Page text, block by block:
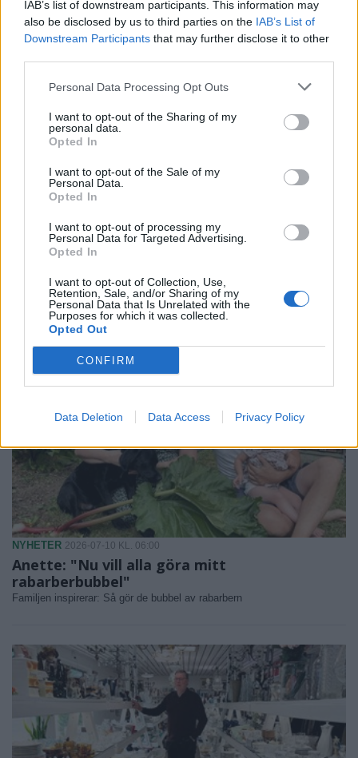
IAB’s list of downstream participants. This information may
also be disclosed by us to third parties on the IAB’s List of
Downstream Participants that may further disclose it to other
Personal Data Processing Opt Outs
I want to opt-out of the Sharing of my
personal data.
Opted In
I want to opt-out of the Sale of my
Personal Data.
Opted In
I want to opt-out of processing my
Personal Data for Targeted Advertising.
Opted In
I want to opt-out of Collection, Use,
Retention, Sale, and/or Sharing of my
Personal Data that Is Unrelated with the
Purposes for which it was collected.
Opted Out
CONFIRM
Data Deletion Data Access Privacy Policy
Fakta:
Casinotopplistan
kartlägger
ägarstrukturen
bakom svenska
casinon
Markaryd håller
medan grannarna
jagar i
NYHETER 2026-07-10 KL. 06:00
Anette: "Nu vill alla göra mitt
rabarberbubbel"
Familjen inspirerar: Så gör de bubbel av rabarbern